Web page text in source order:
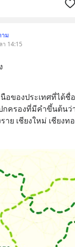
าม
า 14:15
ของประเทศที่ได้ชื่
ครองที่มีคำขึ้นต้นว่า
าย เชียงใหม่ เชียงทอ